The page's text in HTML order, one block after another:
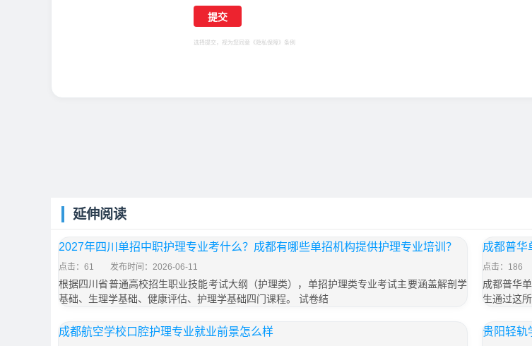
选择提交，视为您同意 《隐私保障》 条例
延伸阅读
2027年四川单招中职护理专业考什么？成都有哪些单招机构提供护理专业培训？
点击：61 发布时间：2026-06-11
根据四川省普通高校招生职业技能考试大纲（护理类），单招护理类专业考试主要涵盖解剖学
基础、生理学基础、健康评估、护理学基础四门课程。 试卷结
成都普华
点击：186
成都普华
生通过这
成都航空学校口腔护理专业就业前景怎么样 贵阳轻轨